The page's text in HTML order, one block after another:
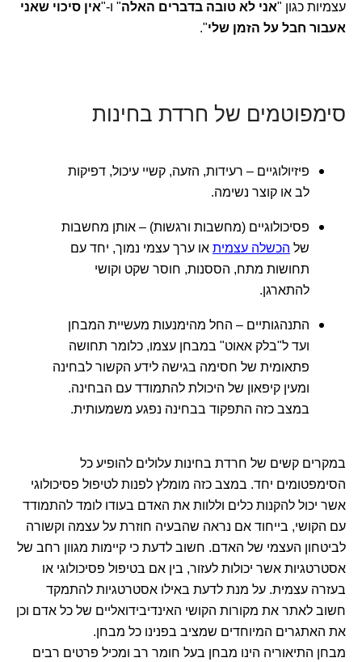
עצמיות כגון "אני לא טובה בדברים האלה" ו-"אין סיכוי שאני
אעבור חבל על הזמן שלי".
סימפוטמים של חרדת בחינות
פיזיולוגיים – רעידות, הזעה, קשיי עיכול, דפיקות
לב או קוצר נשימה.
פסיכולוגיים (מחשבות ורגשות) – אותן מחשבות
של הכשלה עצמית או ערך עצמי נמוך, יחד עם
תחושות מתח, הססנות, חוסר שקט וקושי
להתארגן.
התנהגותיים – החל מהימנעות מעשיית המבחן
ועד ל"בלק אאוט" במבחן עצמו, כלומר תחושה
פתאומית של חסימה בגישה לידע הקשור לבחינה
ומעין קיפאון של היכולת להתמודד עם הבחינה.
במצב כזה התפקוד בבחינה נפגע משמעותית.
במקרים קשים של חרדת בחינות עלולים להופיע כל
הסימפטומים יחד. במצב כזה מומלץ לפנות לטיפול פסיכולוגי
אשר יכול להקנות כלים וללוות את האדם בעודו לומד להתמודד
עם הקושי, בייחוד אם נראה שהבעיה חוזרת על עצמה וקשורה
לביטחון העצמי של האדם. חשוב לדעת כי קיימות מגוון רחב של
אסטרטגיות אשר יכולות לעזור, בין אם בטיפול פסיכולוגי או
בעזרה עצמית. על מנת לדעת באילו אסטרטגיות להתמקד
חשוב לאתר את מקורות הקושי האינדיבידואליים של כל אדם וכן
את האתגרים המיוחדים שמציב בפנינו כל מבחן.
מבחן התיאוריה הינו מבחן בעל חומר רב ומכיל פרטים רבים